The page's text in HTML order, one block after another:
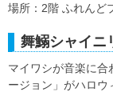
場所：2階 ふれんど
舞鰯シャイニ
マイワシが音楽に合
ージョン」がハロウ